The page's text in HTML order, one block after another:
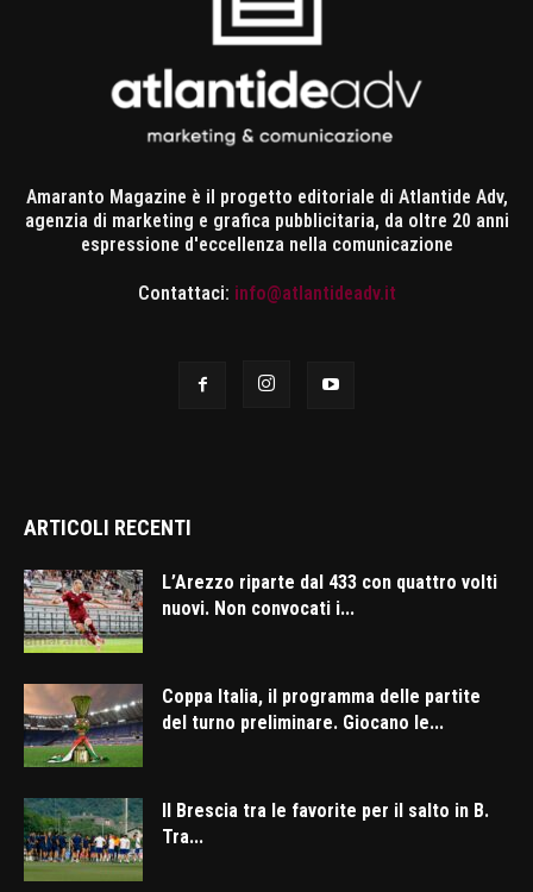
Amaranto Magazine è il progetto editoriale di Atlantide Adv,
agenzia di marketing e grafica pubblicitaria, da oltre 20 anni
espressione d'eccellenza nella comunicazione
Contattaci: info@atlantideadv.it
ARTICOLI RECENTI
L’Arezzo riparte dal 433 con quattro volti
nuovi. Non convocati i...
Coppa Italia, il programma delle partite
del turno preliminare. Giocano le...
Il Brescia tra le favorite per il salto in B.
Tra...